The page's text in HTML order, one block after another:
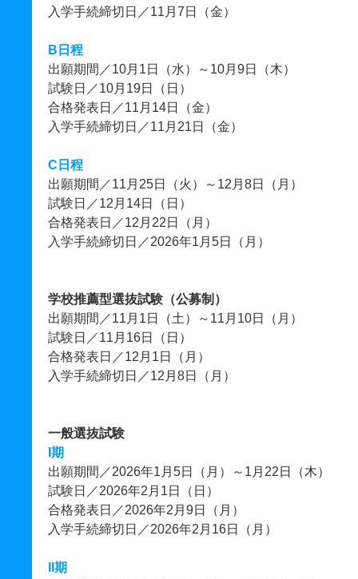
入学手続締切日／11月7日（金）
B日程
出願期間／10月1日（水）～10月9日（木）
試験日／10月19日（日）
合格発表日／11月14日（金）
入学手続締切日／11月21日（金）
C日程
出願期間／11月25日（火）～12月8日（月）
試験日／12月14日（日）
合格発表日／12月22日（月）
入学手続締切日／2026年1月5日（月）
学校推薦型選抜試験（公募制）
出願期間／11月1日（土）～11月10日（月）
試験日／11月16日（日）
合格発表日／12月1日（月）
入学手続締切日／12月8日（月）
一般選抜試験
I期
出願期間／2026年1月5日（月）～1月22日（木）
試験日／2026年2月1日（日）
合格発表日／2026年2月9日（月）
入学手続締切日／2026年2月16日（月）
II期